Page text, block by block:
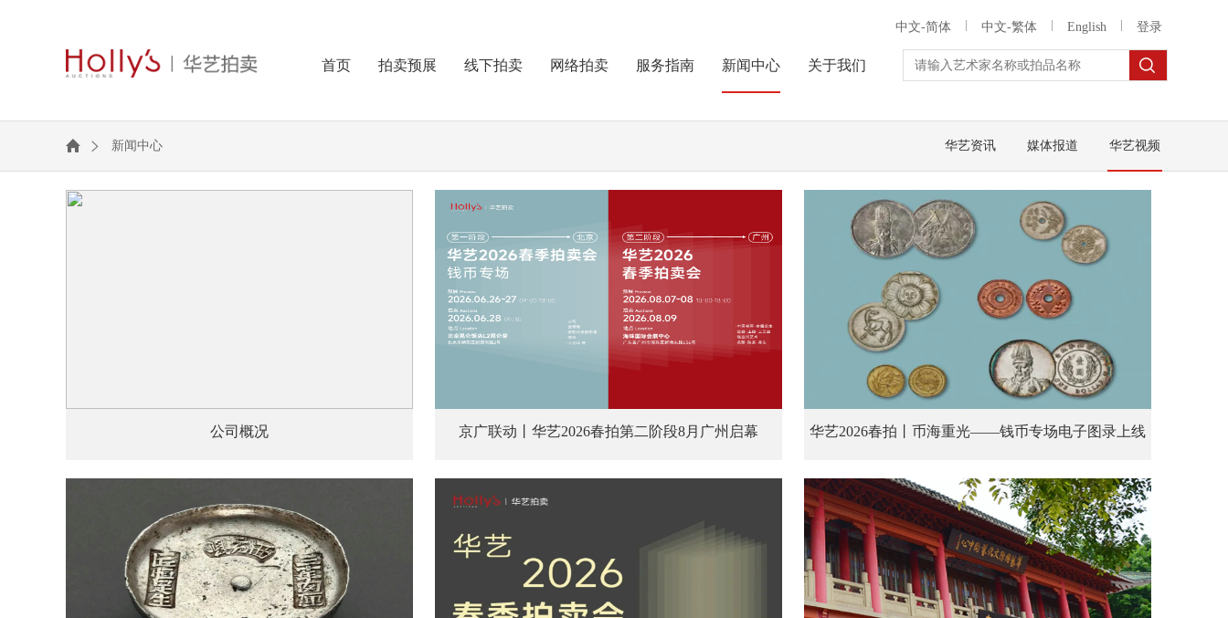
中文-简体 中文-繁体 English 登录
首页 拍卖预展 线下拍卖 网络拍卖 服务指南 新闻中心 关于我们
华艺资讯 媒体报道 华艺视频
新闻中心
公司概况 京广联动丨华艺2026春拍第二阶段8月广州启幕 华艺2026春拍丨币海重光——钱币专场电子图录上线